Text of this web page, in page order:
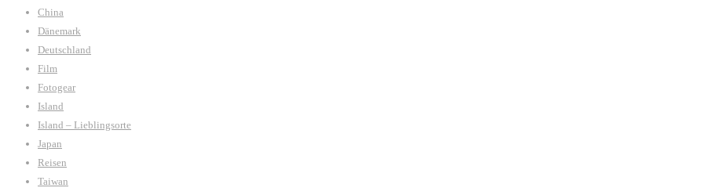
China
Dänemark
Deutschland
Film
Fotogear
Island
Island – Lieblingsorte
Japan
Reisen
Taiwan